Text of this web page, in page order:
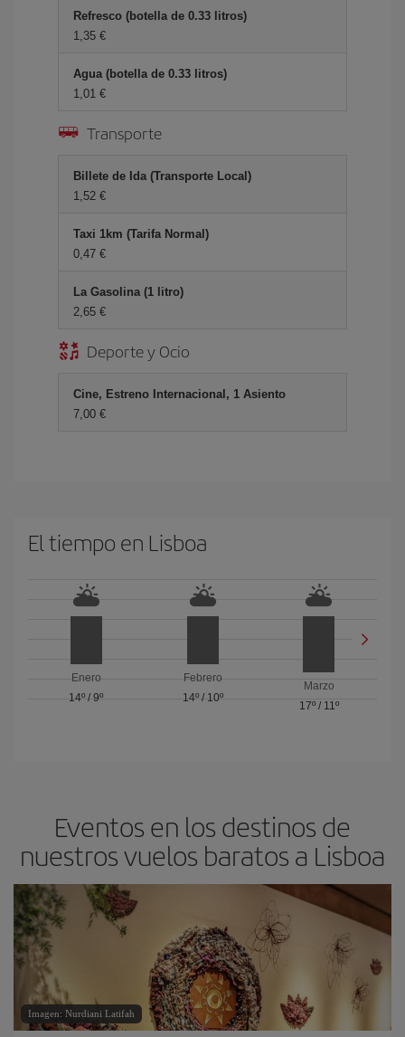
Refresco (botella de 0.33 litros)
1,35 €
Agua (botella de 0.33 litros)
1,01 €
Transporte
Billete de Ida (Transporte Local)
1,52 €
Taxi 1km (Tarifa Normal)
0,47 €
La Gasolina (1 litro)
2,65 €
Deporte y Ocio
Cine, Estreno Internacional, 1 Asiento
7,00 €
El tiempo en Lisboa
Enero
14º /9º
Febrero
14º/ 10º
Marzo
17º/ 11º
Eventos en los destinos de
nuestros vuelos baratos a Lisboa
Imagen: Nurdiani Latifah